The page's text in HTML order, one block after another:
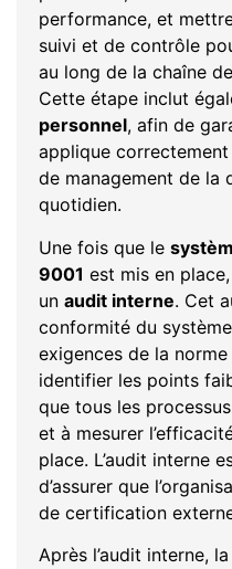
performance, et
suivi et de contrôle
au long de la chaîne
Cette étape inclut
personnel, afin de
applique
de management de la
quotidien.
Une fois que le
9001 est mis en
un audit interne. Cet
conformité du
exigences de la norme
identifier les points
que tous les
et à mesurer
place. L’audit interne
d’assurer que
de certification
Après l’audit interne,